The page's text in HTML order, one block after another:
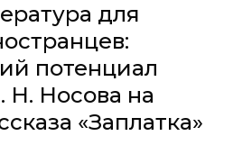
для
потенциал
Н. Носова на
«Заплатка»